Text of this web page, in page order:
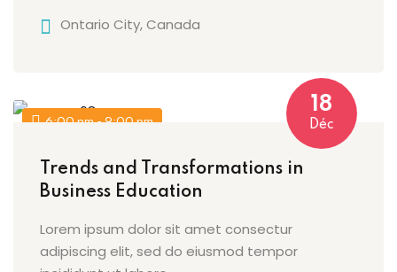
Ontario City, Canada
6:00 pm - 9:00 pm
18
Déc
Trends and Transformations in
Business Education
Lorem ipsum dolor sit amet consectur
adipiscing elit, sed do eiusmod tempor